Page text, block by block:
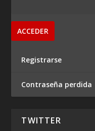
Registrarse
Contraseña perdida
TWITTER